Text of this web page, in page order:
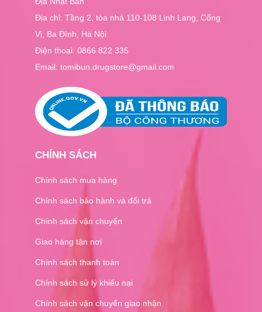
Địa chỉ: Tầng 2, tòa nhà 110-108 Linh Lang, Cống
Vị, Ba Đình, Hà Nội
Điện thoại: 0866 822 335
Email: tomibun.drugstore@gmail.com
CHÍNH SÁCH
Chính sách mua hàng
Chính sách bảo hành và đổi trả
Chính sách vận chuyển
Giao hàng tận nơi
Chính sách thanh toán
Chính sách sử lý khiếu nại
Chính sách vận chuyển giao nhận